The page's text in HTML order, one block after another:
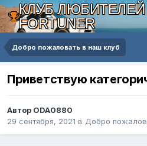
КЛУБ ЛЮБИТЕЛЕЙ
FORTUNER
Добро пожаловать в наш клуб
Приветствую
Автор ODA0880
29 сентября, 2021 в Добро